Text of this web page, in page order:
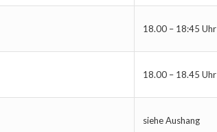
18.00 – 18:45 Uhr
18.00 – 18.45 Uhr
siehe Aushang